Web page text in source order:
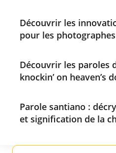
Découvrir les
pour les photographes
Découvrir les paroles
knockin’ on heaven’s
Parole santiano :
et signification de la